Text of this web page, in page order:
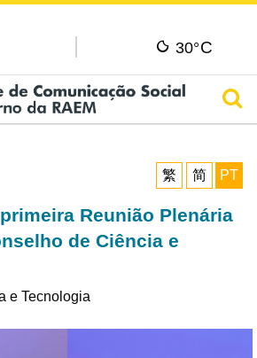
30°C
繁
简 PT
Reunião Plenária
de Ciência e
e Tecnologia